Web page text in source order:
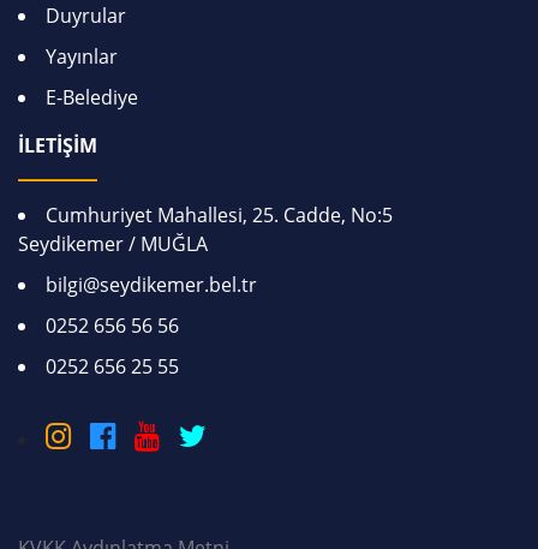
Duyrular
Yayınlar
E-Belediye
İLETİŞİM
Cumhuriyet Mahallesi, 25. Cadde, No:5
Seydikemer / MUĞLA
bilgi@seydikemer.bel.tr
0252 656 56 56
0252 656 25 55